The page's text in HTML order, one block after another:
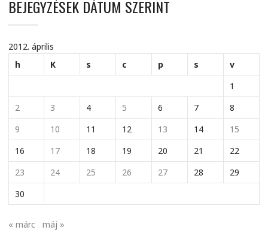
BEJEGYZÉSEK DÁTUM SZERINT
2012. április
h
K s c p s
v
1
2
3 4 5 6 7
8
9
10 11 12 13 14
15
16
17 18 19 20 21
22
23
24 25 26 27 28
29
30
« márc máj »